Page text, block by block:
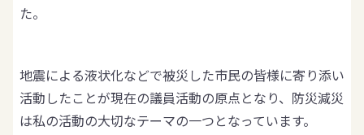
た。
地震による液状化などで被災した市民の皆様に寄り添い
活動したことが現在の議員活動の原点となり、防災減災
は私の活動の大切なテーマの一つとなっています。